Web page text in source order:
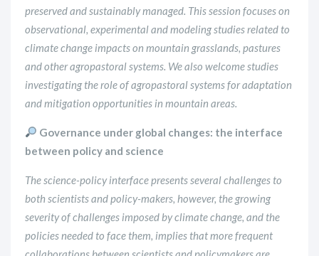
preserved and sustainably managed. This session focuses on
observational, experimental and modeling studies related to
climate change impacts on mountain grasslands, pastures
and other agropastoral systems. We also welcome studies
investigating the role of agropastoral systems for adaptation
and mitigation opportunities in mountain areas.
Governance under global changes: the interface
between policy and science
The science-policy interface presents several challenges to
both scientists and policy-makers, however, the growing
severity of challenges imposed by climate change, and the
policies needed to face them, implies that more frequent